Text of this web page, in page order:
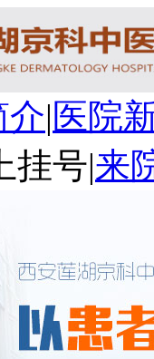
介|医院
挂号|来